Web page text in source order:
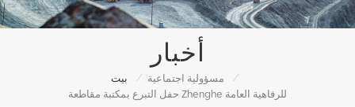
أخبار
بيت / مسؤولية اجتماعية
/
حفل التبرع بمكتبة مقاطعة Zhenghe للرفاهية العامة